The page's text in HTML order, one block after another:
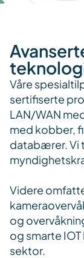
Våre
sertifiserte
LAN/WAN
med kobber,
databærer. Vi
Videre
og
og smarte
sektor.